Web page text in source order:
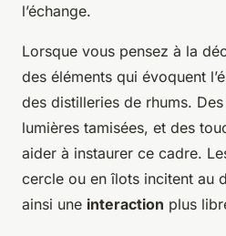
l’échange.
Lorsque vous pensez à la
des éléments qui évoquent
des distilleries de rhums.
lumières tamisées, et des
aider à instaurer ce cadre.
cercle ou en îlots incitent au
ainsi une interaction plus